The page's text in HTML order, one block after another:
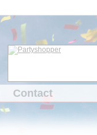
Contact